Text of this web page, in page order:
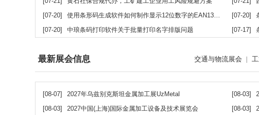
[07-20]
使用条形码生成软件如何制作显示12位数字的EAN13条形码 [07-20]
[07-20]
中琅条码打印软件关于批量打印名字排版问题 [07-17]
交通与物流展会 |
最新展会信息
[08-07] 2027年乌兹别克斯坦金属加工展UzMetal [08-03]
[08-03]
2027中国(上海)国际金属加工设备及技术展览会 [08-03]